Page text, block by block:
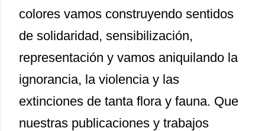
colores vamos construyendo sentidos
de solidaridad, sensibilización,
representación y vamos aniquilando la
ignorancia, la violencia y las
extinciones de tanta flora y fauna. Que
nuestras publicaciones y trabajos